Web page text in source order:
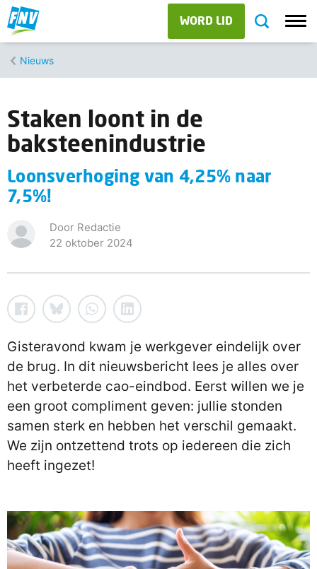
WORD LID
Nieuws
Staken loont in de
baksteenindustrie
Loonsverhoging van 4,25% naar
7,5%!
Door Redactie
22 oktober 2024
Gisteravond kwam je werkgever eindelijk over
de brug. In dit nieuwsbericht lees je alles over
het verbeterde cao-eindbod. Eerst willen we je
een groot compliment geven: jullie stonden
samen sterk en hebben het verschil gemaakt.
We zijn ontzettend trots op iedereen die zich
heeft ingezet!